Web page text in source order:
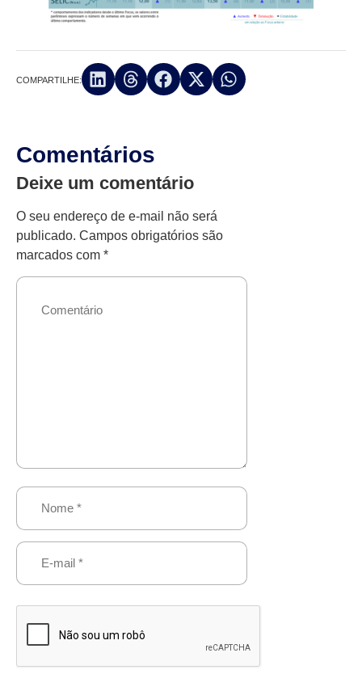
COMPARTILHE:
Comentários
Deixe um comentário
O seu endereço de e-mail não será
publicado. Campos obrigatórios são
marcados com *